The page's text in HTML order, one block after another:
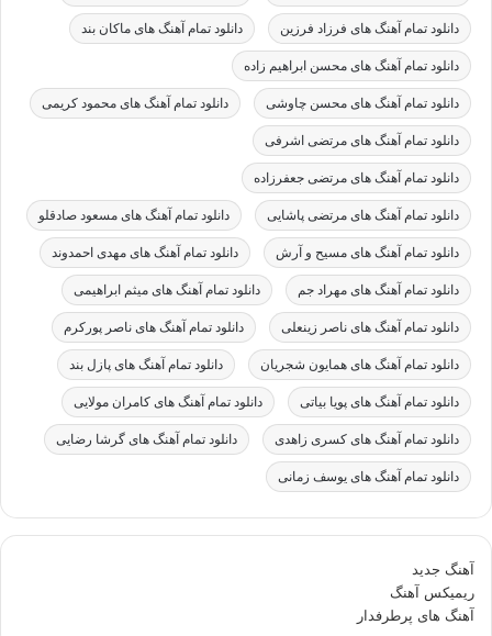
دانلود تمام آهنگ های فرزاد فرزین دانلود تمام آهنگ های ماکان بند
دانلود تمام آهنگ های محسن ابراهیم زاده
دانلود تمام آهنگ های محسن چاوشی دانلود تمام آهنگ های محمود کریمی
دانلود تمام آهنگ های مرتضی اشرفی
دانلود تمام آهنگ های مرتضی جعفرزاده
دانلود تمام آهنگ های مرتضی پاشایی دانلود تمام آهنگ های مسعود صادقلو
دانلود تمام آهنگ های مسیح و آرش دانلود تمام آهنگ های مهدی احمدوند
دانلود تمام آهنگ های مهراد جم دانلود تمام آهنگ های میثم ابراهیمی
دانلود تمام آهنگ های ناصر زینعلی دانلود تمام آهنگ های ناصر پورکرم
دانلود تمام آهنگ های همایون شجریان دانلود تمام آهنگ های پازل بند
دانلود تمام آهنگ های پویا بیاتی دانلود تمام آهنگ های کامران مولایی
دانلود تمام آهنگ های کسری زاهدی دانلود تمام آهنگ های گرشا رضایی
دانلود تمام آهنگ های یوسف زمانی
آهنگ جدید
ریمیکس آهنگ
آهنگ های پرطرفدار